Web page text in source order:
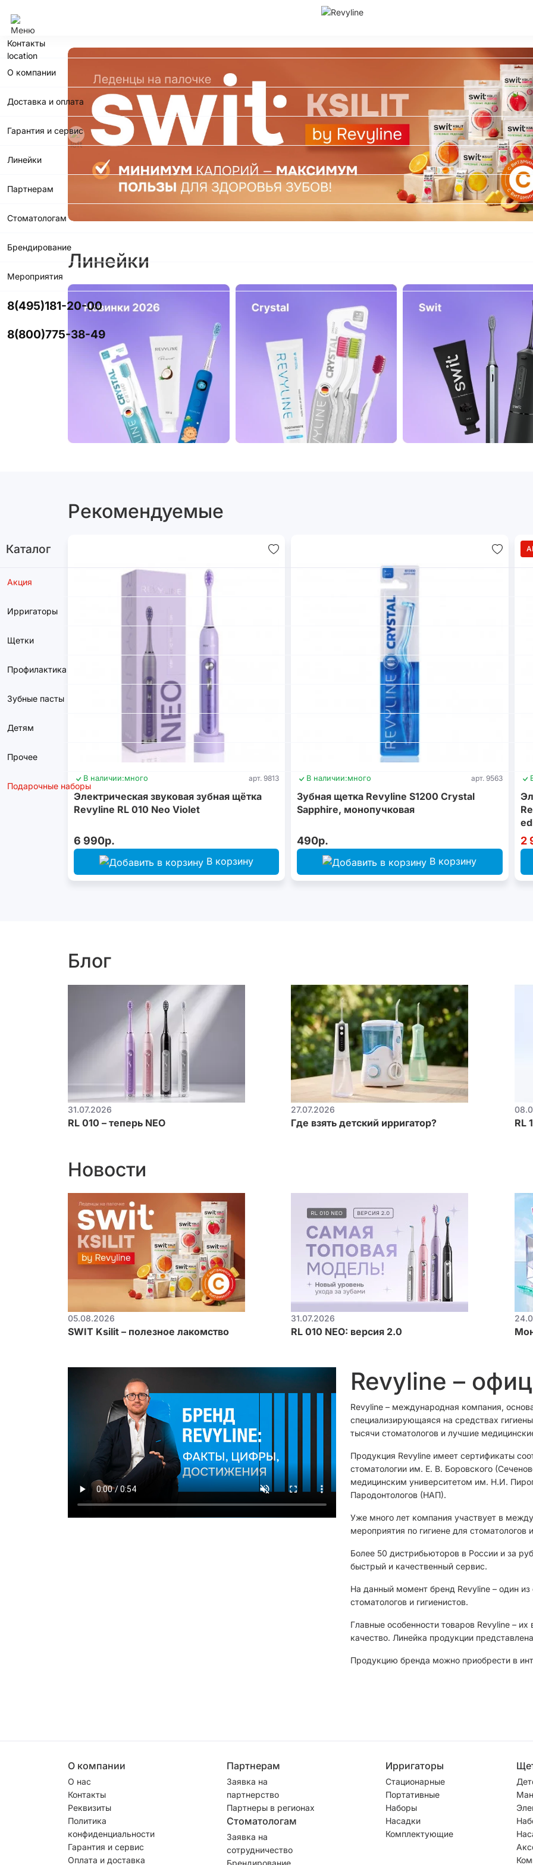
Контакты
О компании
Доставка и оплата
Гарантия и сервис
Линейки
Партнерам
Стоматологам
Брендирование
Мероприятия
8(495)181-20-00
8(800)775-38-49
Каталог
Акция
Ирригаторы
Щетки
Профилактика
Зубные пасты
Детям
Прочее
Подарочные наборы
Линейки
Рекомендуемые
В наличии:много арт. 9813
Электрическая звуковая зубная щётка
Revyline RL 010 Neo Violet
6 990р.
В корзину
В наличии:много арт. 9563
Зубная щетка Revyline S1200 Crystal
Sapphire, монопучковая
490р.
В корзину
2
Блог
31.07.2026
RL 010 – теперь NEO
27.07.2026
Где взять детский ирригатор? RL
Новости
05.08.2026
SWIT Ksilit – полезное лакомство
31.07.2026
RL 010 NEO: версия 2.0
Revyline –
Revyline – международная компания,
специализирующаяся на средствах
тысячи стоматологов и лучшие
Продукция Revyline имеет сертификаты
стоматологии им. Е. В. Боровского
медицинским университетом им. Н.И.
Пародонтологов (НАП).
Уже много лет компания участвует в
мероприятия по гигиене для
Более 50 дистрибьюторов в России и за
быстрый и качественный сервис.
На данный момент бренд Revyline – один
стоматологов и гигиенистов.
Главные особенности товаров Revyline –
качество. Линейка продукции
Продукцию бренда можно приобрести в
О компании
О нас
Контакты
Реквизиты
Политика
конфиденциальности
Гарантия и сервис
Оплата и доставка
Партнерам
Заявка на
партнерство
Партнеры в регионах
Стоматологам
Заявка на
сотрудничество
Брендирование
Ирригаторы
Стационарные
Портативные
Наборы
Насадки
Комплектующие